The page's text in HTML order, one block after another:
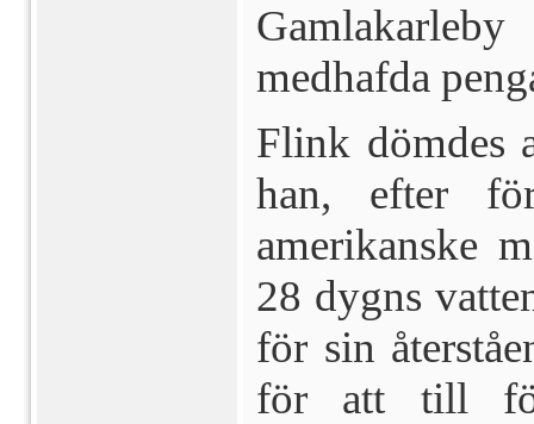
medhafda
Flink dömdes
han, efter
amerikanske
28 dygns
för sin
för att till